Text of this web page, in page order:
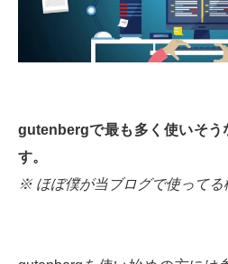
gutenbergで最も多く使いそう
す。
※ ほぼ僕が当ブログで使ってる